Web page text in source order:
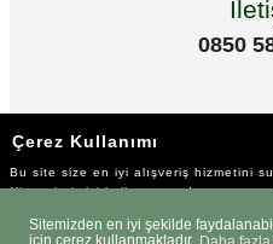
Sitemizden en iyi şekilde
0850
Çerez Kullanımı
Bu site size en iyi alışveriş hizmetini
Hizmetlerimizi kullanmaya devam
ettiğinizi varsayacağız. Çerezler
reddedeceğinizi öğrenmek için